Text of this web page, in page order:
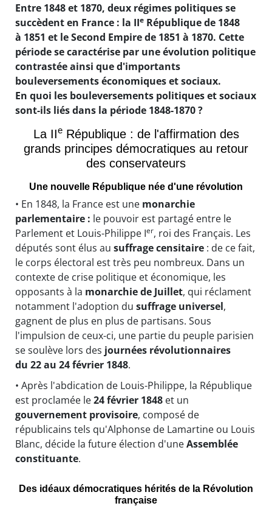
Entre 1848 et 1870, deux régimes politiques se
succèdent en France : la IIe République de 1848
à 1851 et le Second Empire de 1851 à 1870. Cette
période se caractérise par une évolution politique
contrastée ainsi que d'importants
bouleversements économiques et sociaux.
En quoi les bouleversements politiques et sociaux
sont-ils liés dans la période 1848-1870 ?
La IIeRépublique : de l'affirmation des
grands principes démocratiques au retour
des conservateurs
Une nouvelle République née d'une révolution
• En 1848, la France est une monarchie
parlementaire : le pouvoir est partagé entre le
Parlement et Louis-Philippe Ier, roi des Français. Les
députés sont élus au suffrage censitaire : de ce fait,
le corps électoral est très peu nombreux. Dans un
contexte de crise politique et économique, les
opposants à la monarchie de Juillet, qui réclament
notamment l'adoption du suffrage universel,
gagnent de plus en plus de partisans. Sous
l'impulsion de ceux-ci, une partie du peuple parisien
se soulève lors des journées révolutionnaires
du 22 au 24 février 1848.
• Après l'abdication de Louis-Philippe, la République
est proclamée le24 février 1848 et un
gouvernement provisoire, composé de
républicains tels qu'Alphonse de Lamartine ou Louis
Blanc, décide la future élection d'uneAssemblée
constituante.
Des idéaux démocratiques hérités de la Révolution
française